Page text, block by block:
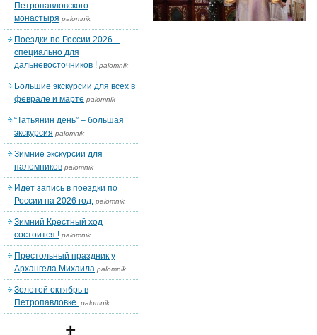
Петропавловского
монастыря palomnik
Поездки по России 2026 –
специально для
дальневосточников ! palomnik
Большие экскурсии для всех в
феврале и марте palomnik
“Татьянин день” – большая
экскурсия palomnik
Зимние экскурсии для
паломников palomnik
Идет запись в поездки по
России на 2026 год. palomnik
Зимний Крестный ход
состоится ! palomnik
Престольный праздник у
Архангела Михаила palomnik
Золотой октябрь в
Петропавловке. palomnik